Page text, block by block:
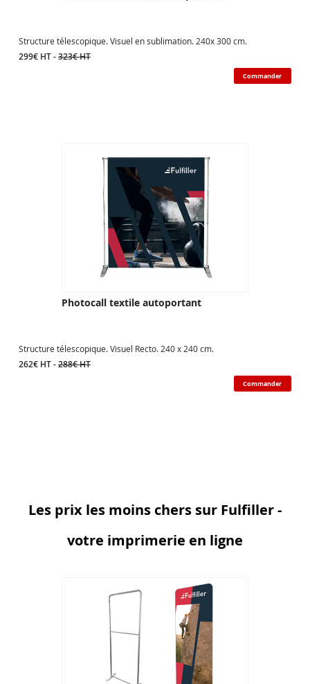
Structure télescopique. Visuel en sublimation. 240x 300 cm.
299€ HT -323€ HT
Commander
Photocall textile autoportant
Structure télescopique. Visuel Recto. 240 x 240 cm.
262€ HT -288€ HT
Commander
Les prix les moins chers sur Fulfiller -
votre imprimerie en ligne